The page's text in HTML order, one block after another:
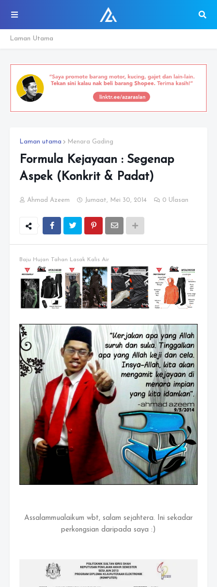
Laman Utama
Laman utama Menara Gading
Formula Kejayaan : Segenap
Aspek (Konkrit & Padat)
Ahmad Azeem Jumaat, Mei 30, 2014 0 Ulasan
Baju Hujan Tahan Lasak Kalis Air
Assalammualaikum wbt, salam sejahtera. Ini sekadar
perkongsian daripada saya :)